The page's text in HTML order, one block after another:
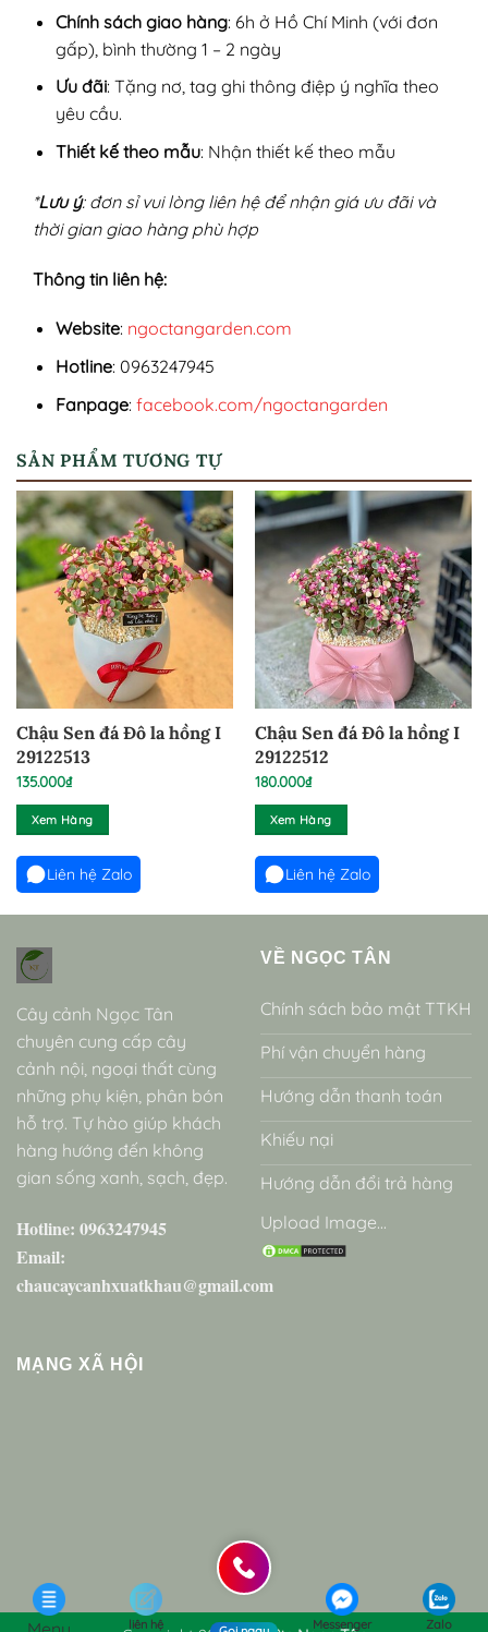
Chính sách giao hàng: 6h ở Hồ Chí Minh (với đơn
gấp), bình thường 1 – 2 ngày
Ưu đãi: Tặng nơ, tag ghi thông điệp ý nghĩa theo
yêu cầu.
Thiết kế theo mẫu: Nhận thiết kế theo mẫu
*Lưu ý: đơn sỉ vui lòng liên hệ để nhận giá ưu đãi và
thời gian giao hàng phù hợp
Thông tin liên hệ:
Website: ngoctangarden.com
Hotline: 0963247945
Fanpage: facebook.com/ngoctangarden
SẢN PHẨM TƯƠNG TỰ
Chậu Sen đá Đô la hồng I
29122513
135.000₫
Xem Hàng
Liên hệ Zalo
Chậu Sen đá Đô la hồng I
29122512
180.000₫
Xem Hàng
Liên hệ Zalo
Cây cảnh Ngọc Tân
chuyên cung cấp cây
cảnh nội, ngoại thất cùng
những phụ kiện, phân bón
hỗ trợ. Tự hào giúp khách
hàng hướng đến không
gian sống xanh, sạch, đẹp.
Hotline: 0963247945
Email:
chaucaycanhxuatkhau@gmail.com
VỀ NGỌC TÂN
Chính sách bảo mật TTKH
Phí vận chuyển hàng
Hướng dẫn thanh toán
Khiếu nại
Hướng dẫn đổi trả hàng
Upload Image...
MẠNG XÃ HỘI
liên hệ Messenger Zalo